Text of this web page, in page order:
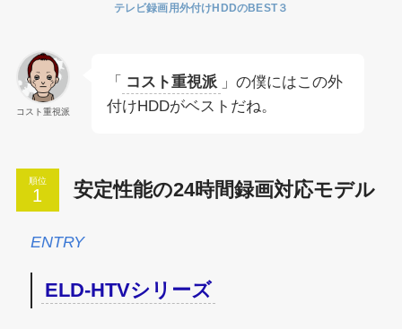
テレビ録画用外付けHDDのBEST３
コスト重視派
「 コスト重視派 」の僕にはこの外
付けHDDがベストだね。
順位 安定性能の24時間録画対応モデル
ENTRY
ELD-HTVシリーズ